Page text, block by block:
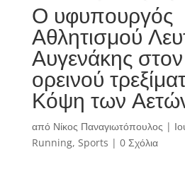
Ο υφυπουργός
Αθλητισμού
Αυγενάκης
ορεινού
Κόψη των
από Νίκος Παναγιωτόπουλος |
Running, Sports | 0 Σχόλια